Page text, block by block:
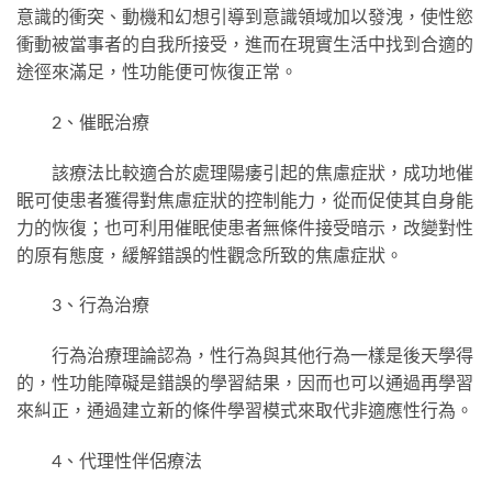
意識的衝突、動機和幻想引導到意識領域加以發洩，使性慾
衝動被當事者的自我所接受，進而在現實生活中找到合適的
途徑來滿足，性功能便可恢復正常。
2、催眠治療
該療法比較適合於處理陽痿引起的焦慮症狀，成功地催
眠可使患者獲得對焦慮症狀的控制能力，從而促使其自身能
力的恢復；也可利用催眠使患者無條件接受暗示，改變對性
的原有態度，緩解錯誤的性觀念所致的焦慮症狀。
3、行為治療
行為治療理論認為，性行為與其他行為一樣是後天學得
的，性功能障礙是錯誤的學習結果，因而也可以通過再學習
來糾正，通過建立新的條件學習模式來取代非適應性行為。
4、代理性伴侶療法